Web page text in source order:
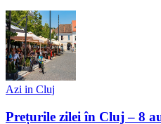
Azi in Cluj
Prețurile zilei în Cluj – 8